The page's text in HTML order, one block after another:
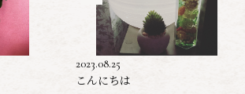
2023.08.25
こんにちは